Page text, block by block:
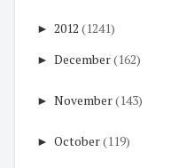
► 2012 (1241)
► December(162)
► November(143)
► October(119)